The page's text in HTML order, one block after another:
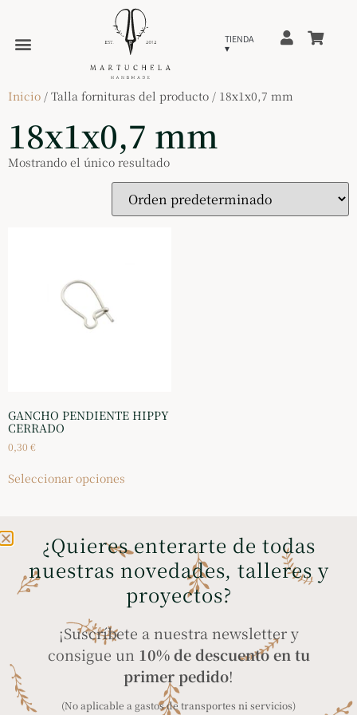
Inicio / Talla fornituras del producto / 18x1x0,7 mm
18x1x0,7 mm
Mostrando el único resultado
GANCHO PENDIENTE HIPPY
CERRADO
0,30 €
Seleccionar opciones
ENVÍOS GRATIS A
PENÍNSULA Y BALEARES
en compras superiores
COMPRA SEGURA
a través de tarjeta
PayPal
¿Quieres enterarte de todas
nuestras novedades, talleres y
proyectos?
¡Suscríbete a nuestra newsletter y
consigue un 10% de descuento en tu
primer pedido!
(No aplicable a gastos de transportes ni servicios)